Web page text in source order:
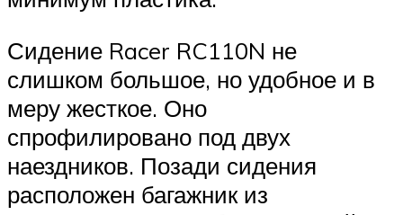
Сидение Racer RC110N не
слишком большое, но удобное и в
меру жесткое. Оно
спрофилировано под двух
наездников. Позади сидения
расположен багажник из